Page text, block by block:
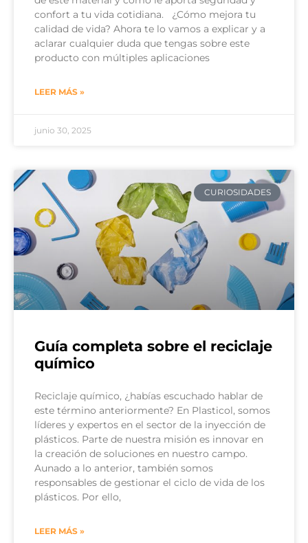
confort a tu vida cotidiana. ¿Cómo mejora tu
calidad de vida? Ahora te lo vamos a explicar y a
aclarar cualquier duda que tengas sobre este
producto con múltiples aplicaciones
LEER MÁS »
junio 30, 2025
CURIOSIDADES
Guía completa sobre el reciclaje
químico
Reciclaje químico, ¿habías escuchado hablar de
este término anteriormente? En Plasticol, somos
líderes y expertos en el sector de la inyección de
plásticos. Parte de nuestra misión es innovar en
la creación de soluciones en nuestro campo.
Aunado a lo anterior, también somos
responsables de gestionar el ciclo de vida de los
plásticos. Por ello,
LEER MÁS »